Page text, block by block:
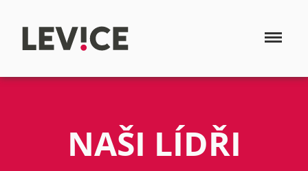
NAŠI LÍDŘI